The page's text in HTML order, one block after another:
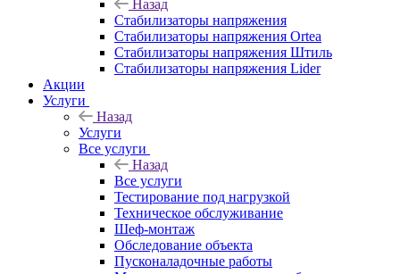
Назад
Стабилизаторы напряжения
Стабилизаторы напряжения Ortea
Стабилизаторы напряжения Штиль
Стабилизаторы напряжения Lider
Акции
Услуги
Назад
Услуги
Все услуги
Назад
Все услуги
Тестирование под нагрузкой
Техническое обслуживание
Шеф-монтаж
Обследование объекта
Пусконаладочные работы